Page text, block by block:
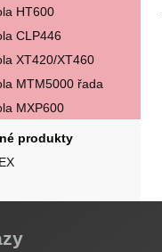
HT600
CLP446
XT420/XT460
MTM5000 řada
MXP600
produkty